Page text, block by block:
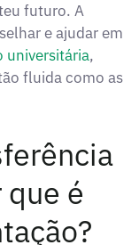
futuro. A
e ajudar em
universitária,
fluida como as
é